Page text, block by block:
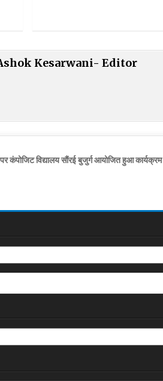
Kesarwani- Editor
कंपोजिट विद्यालय सौंरई बुजुर्ग आयोजित हुआ कार्यक्रम